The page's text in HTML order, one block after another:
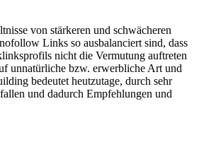
von stärkeren und schwächeren
Links so ausbalanciert sind, dass
nicht die Vermutung auftreten
unnatürliche bzw. erwerbliche Art und
bedeutet heutzutage, durch sehr
und dadurch Empfehlungen und